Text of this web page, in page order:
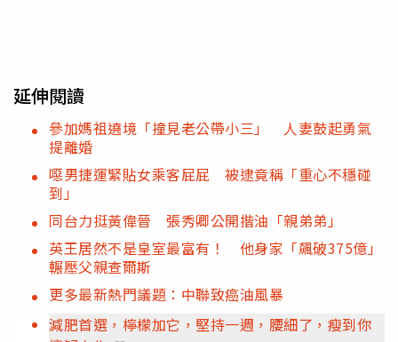
延伸閱讀
參加媽祖遶境「撞見老公帶小三」 人妻鼓起勇氣
提離婚
噁男捷運緊貼女乘客屁屁 被逮竟稱「重心不穩碰
到」
同台力挺黃偉晉 張秀卿公開揩油「親弟弟」
英王居然不是皇室最富有！ 他身家「飆破375億」
輾壓父親查爾斯
更多最新熱門議題：中聯致癌油風暴
減肥首選，檸檬加它，堅持一週，腰細了，瘦到你